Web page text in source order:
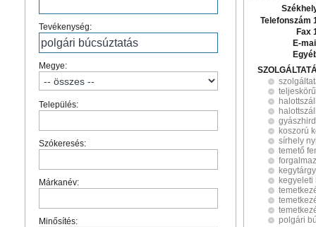
Tevékenység:
Megye:
Település:
Szókeresés:
Márkanév:
Minősítés:
Telefonszám
Fax
E-
koszorú
sírhely
temető
kegyeleti
polgári